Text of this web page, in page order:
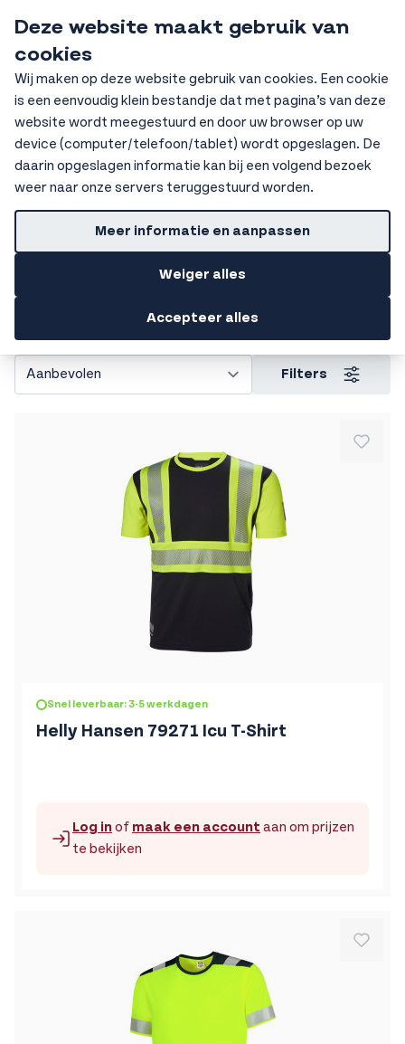
Deze website maakt gebruik van
cookies
Wij maken op deze website gebruik van cookies. Een cookie
is een eenvoudig klein bestandje dat met pagina’s van deze
website wordt meegestuurd en door uw browser op uw
device (computer/telefoon/tablet) wordt opgeslagen. De
daarin opgeslagen informatie kan bij een volgend bezoek
weer naar onze servers teruggestuurd worden.
Meer informatie en aanpassen
Weiger alles
Accepteer alles
HKV Ochten
Getoonde prijzen zijn excl. BTW
High vis t-shirt
altijd goed zichtbaar bent, maar wil je niet inleveren op
shirts bij HKV. Hier vind je werkkleding die niet alleen
Filters
Snel leverbaar: 3-5 werkdagen
Helly Hansen 79271 Icu T-Shirt
De prijs is afhankelijk van de gekozen opties op de
Log inof maak een account aan om prijzen
te bekijken